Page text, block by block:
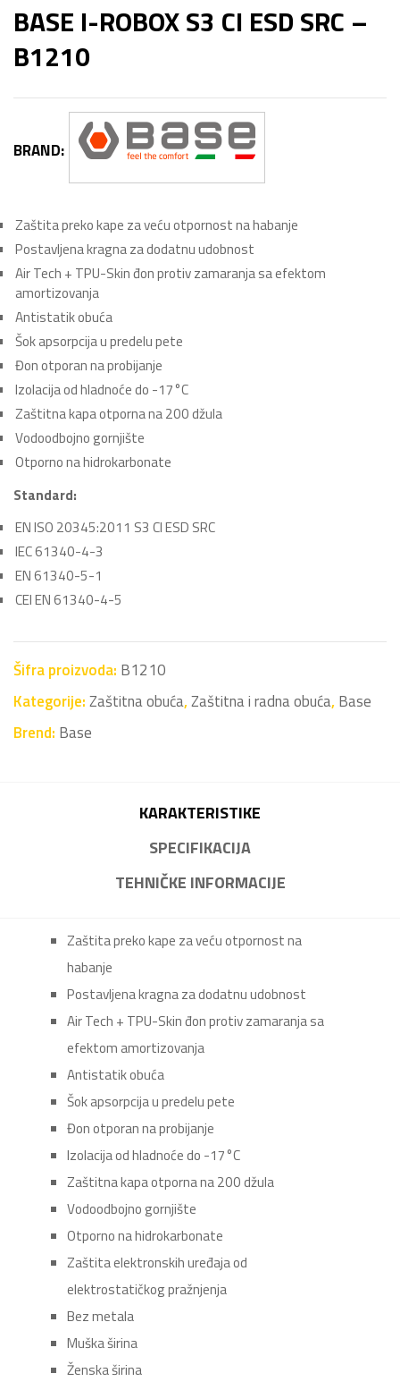
BASE I-ROBOX S3 CI ESD SRC –
B1210
BRAND:
Zaštita preko kape za veću otpornost na habanje
Postavljena kragna za dodatnu udobnost
Air Tech + TPU-Skin đon protiv zamaranja sa efektom
amortizovanja
Antistatik obuća
Šok apsorpcija u predelu pete
Đon otporan na probijanje
Izolacija od hladnoće do -17°C
Zaštitna kapa otporna na 200 džula
Vodoodbojno gornjište
Otporno na hidrokarbonate
Standard:
EN ISO 20345:2011 S3 CI ESD SRC
IEC 61340-4-3
EN 61340-5-1
CEI EN 61340-4-5
Šifra proizvoda: B1210
Kategorije:Zaštitna obuća,Zaštitna i radna obuća,Base
Brend: Base
KARAKTERISTIKE
SPECIFIKACIJA
TEHNIČKE INFORMACIJE
Zaštita preko kape za veću otpornost na
habanje
Postavljena kragna za dodatnu udobnost
Air Tech + TPU-Skin đon protiv zamaranja sa
efektom amortizovanja
Antistatik obuća
Šok apsorpcija u predelu pete
Đon otporan na probijanje
Izolacija od hladnoće do -17°C
Zaštitna kapa otporna na 200 džula
Vodoodbojno gornjište
Otporno na hidrokarbonate
Zaštita elektronskih uređaja od
elektrostatičkog pražnjenja
Bez metala
Muška širina
Ženska širina